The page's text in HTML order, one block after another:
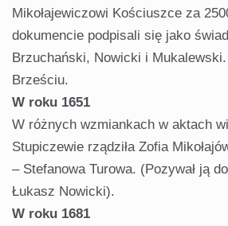
Mikołajewiczowi Kościuszce za
dokumencie podpisali się jako
Brzuchański, Nowicki i
Brześciu.
W roku 1651
W różnych wzmiankach w aktach
Stupiczewie rządziła Zofia
– Stefanowa Turowa. (Pozywał ją
Łukasz Nowicki).
W roku 1681